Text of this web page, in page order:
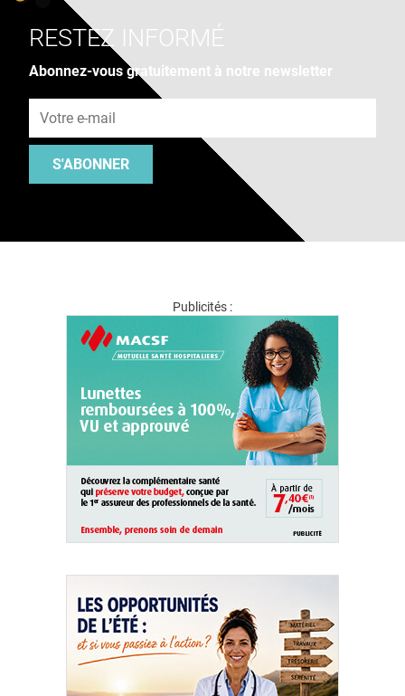
RESTEZ INFORMÉ
Abonnez-vous gratuitement à notre newsletter
S'ABONNER
Publicités :